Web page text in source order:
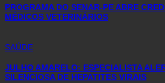
PROGRAMA DO SENAR-PE ABRE
MÉDICOS VETERINÁRIOS
SAÚDE
JULHO AMARELO: ESPECIALISTA
SILENCIOSA DE HEPATITES VIRAIS